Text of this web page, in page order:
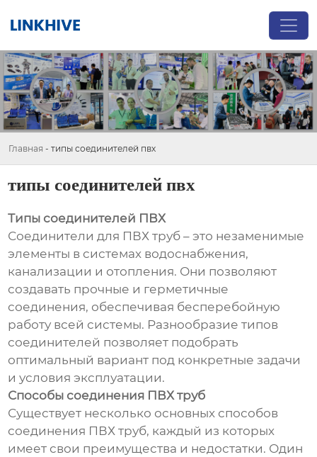
Главная - типы соединителей пвх
типы соединителей пвх
Типы соединителей ПВХ
Соединители для ПВХ труб – это незаменимые
элементы в системах водоснабжения,
канализации и отопления. Они позволяют
создавать прочные и герметичные
соединения, обеспечивая бесперебойную
работу всей системы. Разнообразие типов
соединителей позволяет подобрать
оптимальный вариант под конкретные задачи
и условия эксплуатации.
Способы соединения ПВХ труб
Существует несколько основных способов
соединения ПВХ труб, каждый из которых
имеет свои преимущества и недостатки. Один